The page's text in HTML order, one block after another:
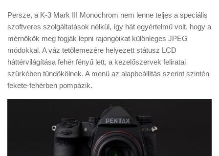
Persze, a K-3 Mark III Monochrom nem lenne teljes a speciális
szoftveres szolgáltatások nélkül, így hát egyértelmű volt, hogy a
mérnökök meg fogják lepni rajongóikat különleges JPEG
módokkal. A váz tetőlemezére helyezett státusz LCD
háttérvilágítása fehér fényű lett, a kezelőszervek feliratai
szürkében tündökölnek. A menü az alapbeállítás szerint szintén
fekete-fehérben pompázik.